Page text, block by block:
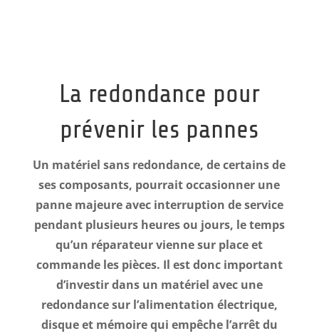
La redondance pour
prévenir les pannes
Un matériel sans redondance, de certains de
ses composants, pourrait occasionner une
panne majeure avec interruption de service
pendant plusieurs heures ou jours, le temps
qu’un réparateur vienne sur place et
commande les pièces. Il est donc important
d’investir dans un matériel avec une
redondance sur l’alimentation électrique,
disque et mémoire qui empêche l’arrêt du